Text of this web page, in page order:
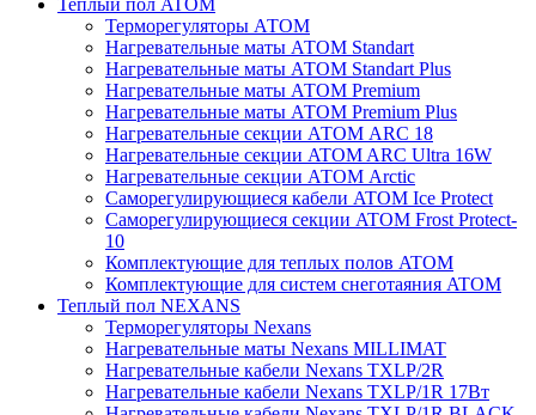
Теплый пол ATOM
Терморегуляторы АТОМ
Нагревательные маты АТОМ Standart
Нагревательные маты АТОМ Standart Plus
Нагревательные маты АТОМ Premium
Нагревательные маты АТОМ Premium Plus
Нагревательные секции АТОМ ARC 18
Нагревательные секции ATOM ARC Ultra 16W
Нагревательные секции АТОМ Arctic
Саморегулирующиеся кабели ATOM Ice Protect
Саморегулирующиеся секции ATOM Frost Protect-
10
Комплектующие для теплых полов ATOM
Комплектующие для систем снеготаяния ATOM
Теплый пол NEXANS
Терморегуляторы Nexans
Нагревательные маты Nexans MILLIMAT
Нагревательные кабели Nexans TXLP/2R
Нагревательные кабели Nexans TXLP/1R 17Вт